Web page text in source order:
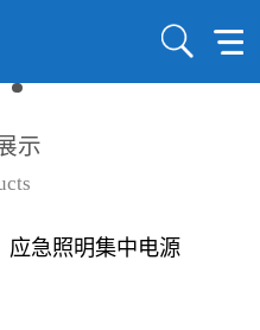
示
应急照明集中电源